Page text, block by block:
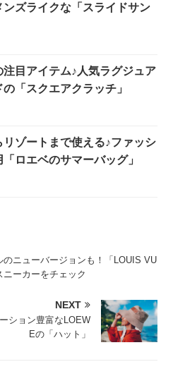
ンズライクな「スライドサン
注目アイテム♪人気ラグジュア
「スクエアクラッチ」
リゾートまで使える♪ファッシ
ロエベのサマーバッグ」
のニューバージョンも！「LOUIS VU
ニーカーをチェック
NEXT
ション豊富なLOEW
Eの「ハット」